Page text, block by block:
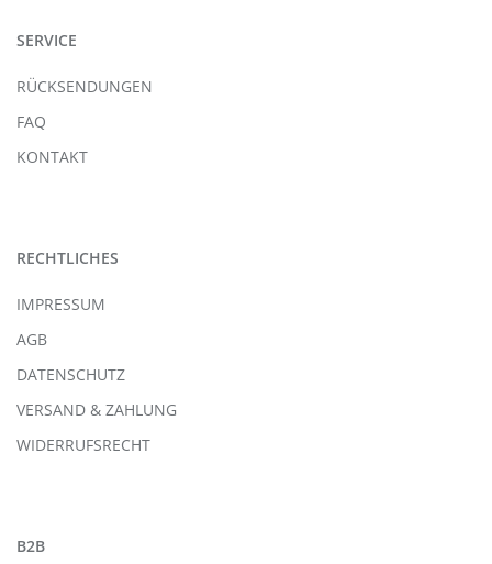
SERVICE
RÜCKSENDUNGEN
FAQ
KONTAKT
RECHTLICHES
IMPRESSUM
AGB
DATENSCHUTZ
VERSAND & ZAHLUNG
WIDERRUFSRECHT
B2B